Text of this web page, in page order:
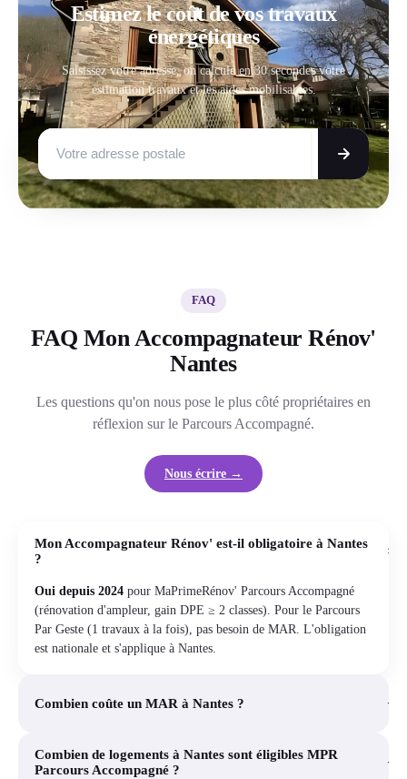
Estimez le coût de vos travaux
énergétiques
Saisissez votre adresse, on calcule en 30 secondes votre
estimation travaux et les aides mobilisables.
FAQ
FAQ Mon Accompagnateur Rénov'
Nantes
Les questions qu'on nous pose le plus côté propriétaires en
réflexion sur le Parcours Accompagné.
Nous écrire →
Mon Accompagnateur Rénov' est-il obligatoire à Nantes
?
+
Oui depuis 2024 pour MaPrimeRénov' Parcours Accompagné
(rénovation d'ampleur, gain DPE ≥ 2 classes). Pour le Parcours
Par Geste (1 travaux à la fois), pas besoin de MAR. L'obligation
est nationale et s'applique à Nantes.
Combien coûte un MAR à Nantes ? +
Combien de logements à Nantes sont éligibles MPR
Parcours Accompagné ?
+